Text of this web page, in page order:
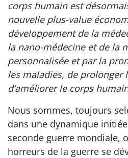
corps humain est
nouvelle plus-value
développement de la
la nano-médecine et de la
personnalisée et par la
les maladies, de prolonger
d’améliorer le corps
Nous sommes, toujours
dans une dynamique
seconde guerre mondiale,
horreurs de la guerre se